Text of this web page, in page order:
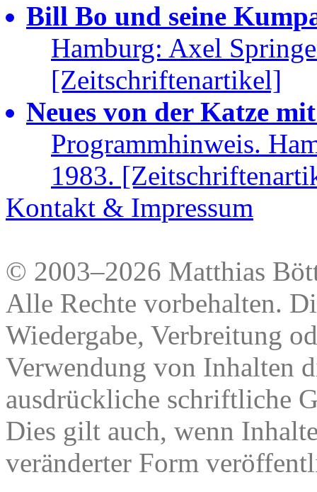
Bill Bo und seine
Hamburg: Axel
[Zeitschriftenartikel]
Neues von der Katze
Programmhinweis.
1983.
Kontakt & Impressum
© 2003–2026 Matthias
Alle Rechte vorbehalten.
Wiedergabe, Verbreitung
Verwendung von Inhalten
ausdrückliche schriftliche
Dies gilt auch, wenn
veränderter Form